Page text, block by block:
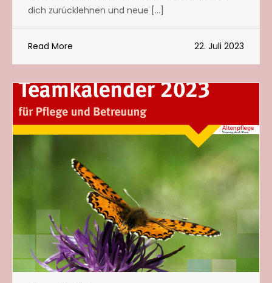
dich zurücklehnen und neue […]
Read More 22. Juli 2023